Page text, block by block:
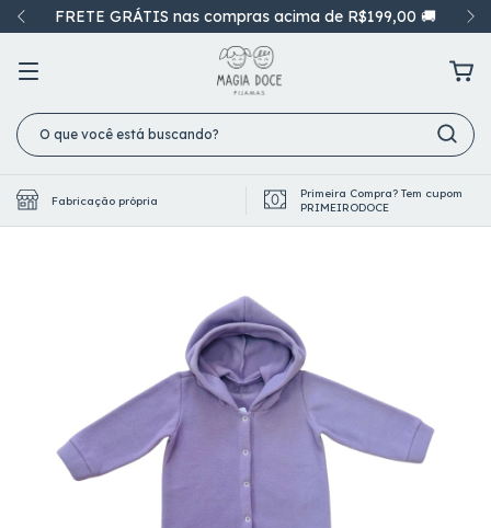
FRETE GRÁTIS nas compras acima de R$199,00 🚚
Fabricação própria
Primeira Compra? Tem cupom
PRIMEIRODOCE